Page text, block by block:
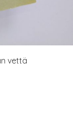
vettä